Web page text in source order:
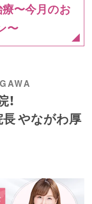
療〜今月のお
〜
やながわ厚